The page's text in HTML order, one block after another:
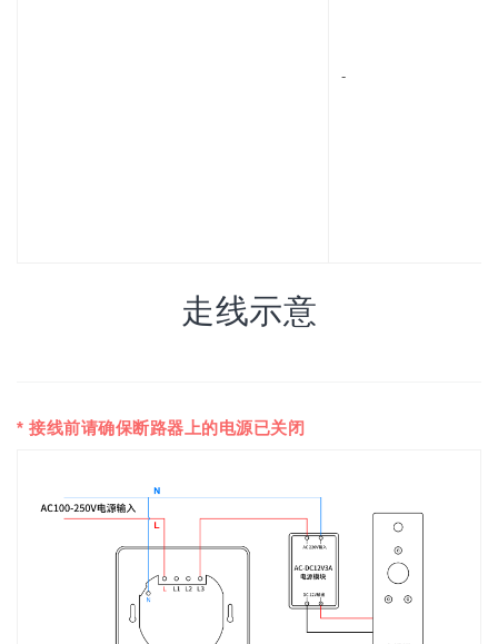
-
走线示意
* 接线前请确保断路器上的电源已关闭